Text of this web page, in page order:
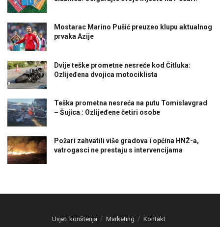
Mostarac Marino Pušić preuzeo klupu aktualnog
prvaka Azije
Dvije teške prometne nesreće kod Čitluka:
Ozlijeđena dvojica motociklista
Teška prometna nesreća na putu Tomislavgrad
– Šujica : Ozlijeđene četiri osobe
Požari zahvatili više gradova i općina HNŽ-a,
vatrogasci ne prestaju s intervencijama
Uvjeti korištenja Marketing Kontakt